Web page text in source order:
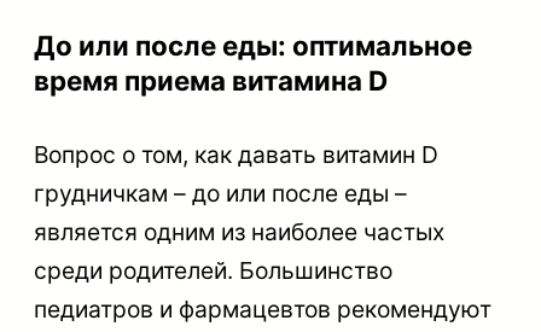
До или после еды: оптимальное
время приема витамина D
Вопрос о том, как давать витамин D
грудничкам – до или после еды –
является одним из наиболее частых
среди родителей. Большинство
педиатров и фармацевтов рекомендуют